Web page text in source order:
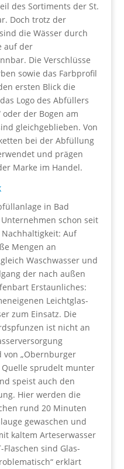
des Sortiments der St.
Doch trotz der
die Wässer durch
auf der
Die Verschlüsse
sowie das Farbprofil
ersten Blick die
Logo des Abfüllers
der Bogen am
gleichgeblieben. Von
bei der Abfüllung
und prägen
Marke im Handel.
in Bad
schon seit
Auf
Mengen an
Waschwasser und
der nach außen
Erstaunliches:
Leichtglas-
zum Einsatz. Die
ist nicht an
von „Obernburger
Quelle sprudelt munter
speist auch den
Hier werden die
rund 20 Minuten
gewaschen und
kaltem Arteserwasser
Flaschen sind Glas-
erklärt